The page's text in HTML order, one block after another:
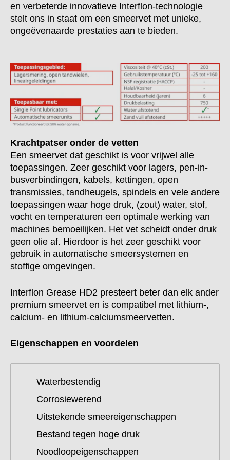
en verbeterde innovatieve Interflon-technologie
stelt ons in staat om een smeervet met unieke,
ongeëvenaarde prestaties aan te bieden.
Krachtpatser onder de vetten
Een smeervet dat geschikt is voor vrijwel alle
toepassingen. Zeer geschikt voor lagers, pen-in-
busverbindingen, kabels, kettingen, open
transmissies, tandheugels, spindels en vele andere
toepassingen waar hoge druk, (zout) water, stof,
vocht en temperaturen een optimale werking van
machines bemoeilijken. Het vet scheidt onder druk
geen olie af. Hierdoor is het zeer geschikt voor
gebruik in automatische smeersystemen en
stoffige omgevingen.
Interflon Grease HD2 presteert beter dan elk ander
premium smeervet en is compatibel met lithium-,
calcium- en lithium-calciumsmeervetten.
Eigenschappen en voordelen
Waterbestendig
Corrosiewerend
Uitstekende smeereigenschappen
Bestand tegen hoge druk
Noodloopeigenschappen